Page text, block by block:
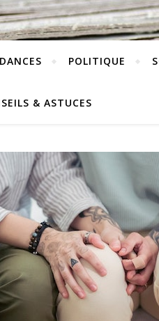
POLITIQUE
& ASTUCES